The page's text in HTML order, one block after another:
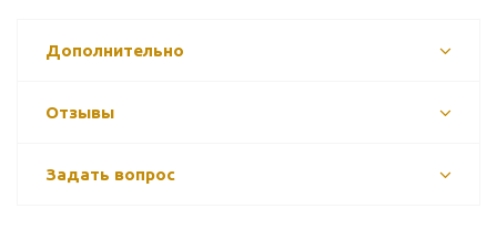
Дополнительно
Отзывы
Задать вопрос